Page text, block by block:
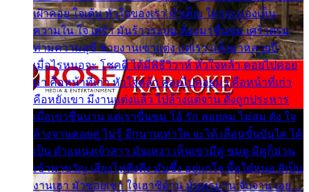
เฝ้าคอย ใจเต้น หัวใจของเรา ลำเค็ญ ใครจะมองเห็น
ความใน ใจ เศร้า มันร้าวระบม ต้องมาขื่นขม เศร้าตรม
ท่ามความสุขี ช่วยงานเขาแต่ง แต่เรา แล้งมาหลายปี
เมื่อไรหนอจะ โชคดี ได้มีพิธีวิวาห์ หัวใจหล้า คอยไปคอย
มา คือหน้าที่เก่า หัวใจหล้า คอยไปคอยมา คือหน้าที่เก่า
คือหยังเขา มีงานแต่งแล้ว ไปล้างแต่จาน ดั่งถูกประหาร
เมื่อเขาชื่นบาน แต่เราขื่นขม โอ้ รัก ลอยลม ไม่สม ดัง ใจ
ล้างจานคอยคู่ ไม่รู้ อีกนานเท่าใด จะได้ เลื่อนขั้นบันได ได้
เป็น ตำแหน่งเจ้าสาว มันเหงา เห็นเขามีคู่ ซมดู มีคู่ก็ม่วน
เข้าพาขวัญ เสียงโห่ตึงตึง มันซึ้ง อยู่แก่ใจ มื้อใด๋หนอ สิเป็น
งานเฮา มัวซอยเขา ใจเฮาซิด้าน มันทรมาน จับจาน เอย…